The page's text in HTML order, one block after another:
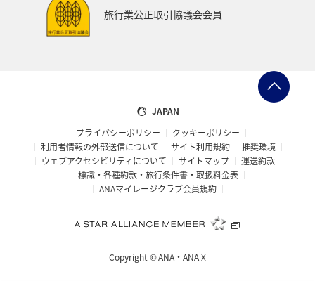
旅行業公正取引協議会会員
JAPAN
プライバシーポリシー
クッキーポリシー
利用者情報の外部送信について
サイト利用規約
推奨環境
ウェブアクセシビリティについて
サイトマップ
運送約款
標識・各種約款・旅行条件書・取扱料金表
ANAマイレージクラブ会員規約
Copyright ©ANA・ANA X